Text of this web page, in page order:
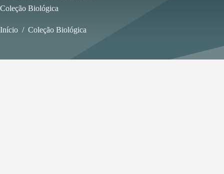
Coleção Biológica
Início / Coleção Biológica